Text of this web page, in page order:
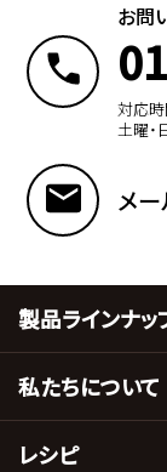
お問
対応
土曜・
メ
製品ラインナッ
私たちについて
レシピ